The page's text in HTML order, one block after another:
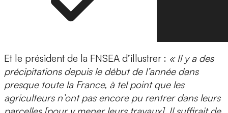
Et le président de la FNSEA d’illustrer : « Il y a des
précipitations depuis le début de l’année dans
presque toute la France, à tel point que les
agriculteurs n’ont pas encore pu rentrer dans leurs